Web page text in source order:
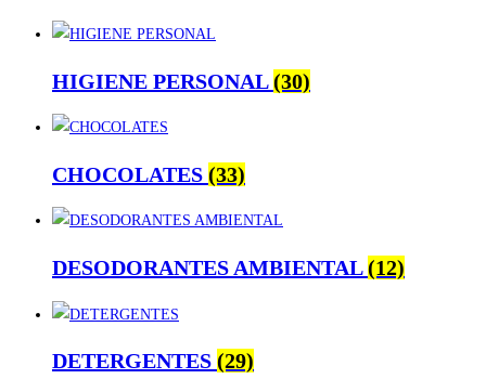
HIGIENE PERSONAL(30)
CHOCOLATES (33)
DESODORANTES AMBIENTAL(12)
DETERGENTES (29)